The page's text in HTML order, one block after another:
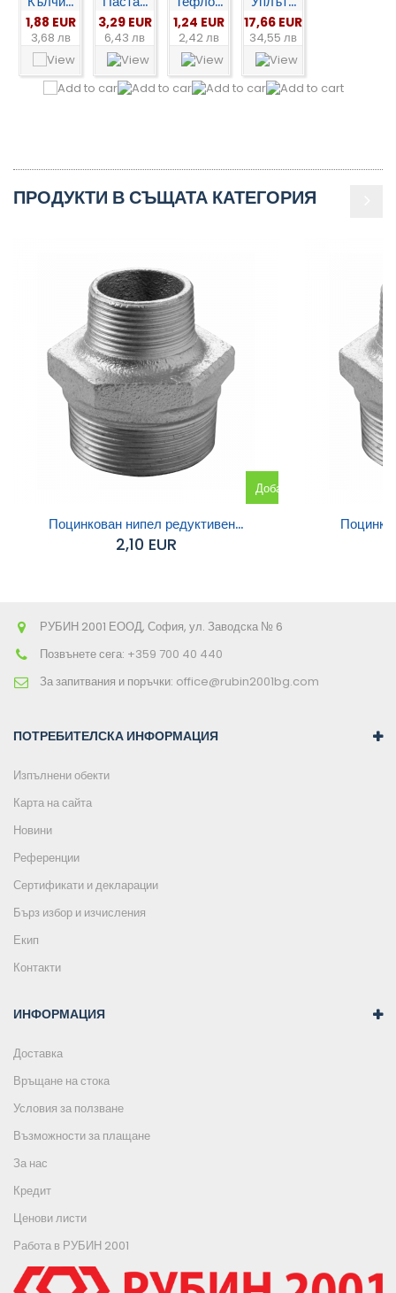
1,88 EUR
3,68 лв
3,29 EUR
6,43 лв
1,24 EUR
2,42 лв
17,66 EUR
34,55 лв
ПРОДУКТИ В СЪЩАТА КАТЕГОРИЯ
Добавяне
Поцинкован нипел редуктивен...
2,10 EUR
РУБИН 2001 ЕООД, София, ул. Заводска № 6
Позвънете сега: +359 700 40 440
За запитвания и поръчки: office@rubin2001bg.com
ПОТРЕБИТЕЛСКА ИНФОРМАЦИЯ
Изпълнени обекти
Карта на сайта
Новини
Референции
Сертификати и декларации
Бърз избор и изчисления
Екип
Контакти
ИНФОРМАЦИЯ
Доставка
Връщане на стока
Условия за ползване
Възможности за плащане
За нас
Кредит
Ценови листи
Работа в РУБИН 2001